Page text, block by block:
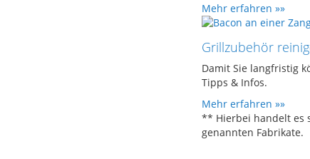
Mehr erfahren »»
Grillzubehör
Damit Sie langfristig
Tipps & Infos.
Mehr erfahren »»
** Hierbei handelt es
genannten Fabrikate.